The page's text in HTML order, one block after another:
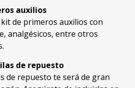
auxilios
de primeros auxilios con
analgésicos, entre otros
de repuesto
de repuesto te será de gran